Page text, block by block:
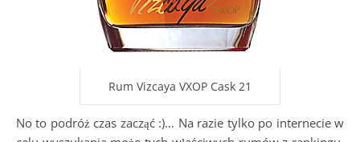
Rum Vizcaya VXOP Cask 21
No to podróż czas zacząć :)… Na razie tylko po internecie w